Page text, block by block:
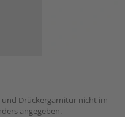
Drückergarnitur nicht im
angegeben.